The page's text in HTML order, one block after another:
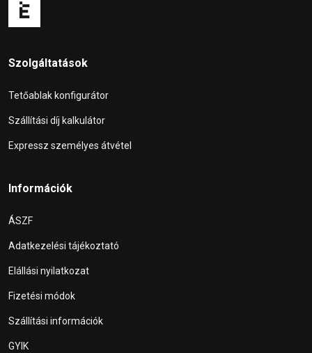
Szolgáltatások
Tetőablak konfigurátor
Szállítási díj kalkulátor
Expressz személyes átvétel
Információk
ÁSZF
Adatkezelési tájékoztató
Elállási nyilatkozat
Fizetési módok
Szállítási információk
GYIK